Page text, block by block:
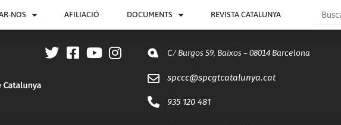
NOS AFILIACIÓ DOCUMENTS REVISTA CATALUNYA Search
C/ Burgos 59, Baixos – 08014 Barcelona
spccc@spcgtcatalunya.cat
935 120 481